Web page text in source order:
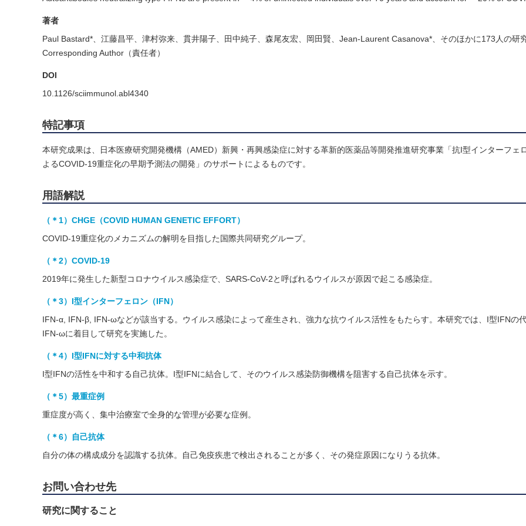
著者
Paul Bastard*、江藤昌平、津村弥来、貫井陽子、田中純子、森尾友宏、岡田賢、Jean-Laurent Casanova*、そのほかに173人の研
Corresponding Author（責任者）
DOI
10.1126/sciimmunol.abl4340
特記事項
本研究成果は、日本医療研究開発機構（AMED）新興・再興感染症に対する革新的医薬品等開発推進研究事業「抗I型インターフェ
よるCOVID-19重症化の早期予測法の開発」のサポートによるものです。
用語解説
（＊1）CHGE（COVID HUMAN GENETIC EFFORT）
COVID-19重症化のメカニズムの解明を目指した国際共同研究グループ。
（＊2）COVID-19
2019年に発生した新型コロナウイルス感染症で、SARS-CoV-2と呼ばれるウイルスが原因で起こる感染症。
（＊3）I型インターフェロン（IFN）
IFN-α, IFN-β, IFN-ωなどが該当する。ウイルス感染によって産生され、強力な抗ウイルス活性をもたらす。本研究では、I型IFNの
IFN-ωに着目して研究を実施した。
（＊4）I型IFNに対する中和抗体
I型IFNの活性を中和する自己抗体。I型IFNに結合して、そのウイルス感染防御機構を阻害する自己抗体を示す。
（＊5）最重症例
重症度が高く、集中治療室で全身的な管理が必要な症例。
（＊6）自己抗体
自分の体の構成成分を認識する抗体。自己免疫疾患で検出されることが多く、その発症原因になりうる抗体。
お問い合わせ先
研究に関すること